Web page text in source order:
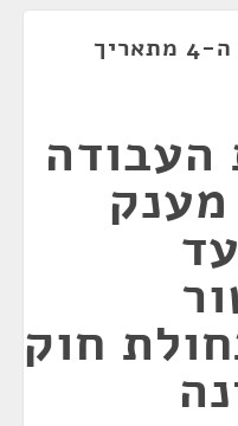
ישיבת ועדה של הכנסת ה-4 מתאריך
העבודה
חוק